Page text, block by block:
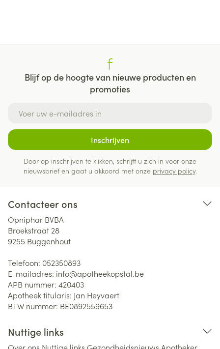
Blijf op de hoogte van nieuwe producten en
promoties
Inschrijven
Door op inschrijven te klikken, schrijft u zich in voor onze
nieuwsbrief en gaat u akkoord met onze privacy policy.
Contacteer ons
Opniphar BVBA
Broekstraat 28
9255 Buggenhout
Telefoon: 052350893
E-mailadres: info@apotheekopstal.be
APB nummer: 420403
Apotheek titularis: Jan Heyvaert
BTW nummer: BE0892559653
Nuttige links